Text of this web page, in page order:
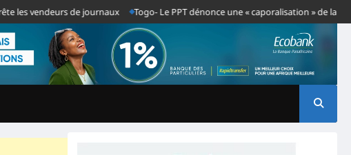
de journaux Togo- Le PPT dénonce une « caporalisation » de la presse